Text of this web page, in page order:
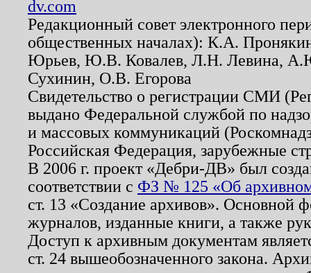
dv.com
Редакционный совет электронного
общественных началах): К.А.
Юрьев, Ю.В. Ковалев, Л.Н. Левина,
Сухинин, О.В. Егорова
Свидетельство о регистрации СМИ
выдано Федеральной службой по
и массовых коммуникаций
Российская Федерация, зарубежные
В 2006 г. проект «Дебри-ДВ» был
соответствии с ФЗ № 125 «Об
ст. 13 «Создание архивов». Основной
журналов, изданные книги, а также
Доступ к архивным документам
ст. 24 вышеобозначенного закона.